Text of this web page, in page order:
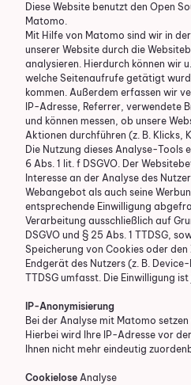
Diese Website benutzt den Open
Matomo.
Mit Hilfe von Matomo sind wir in
unserer Website durch die
analysieren. Hierdurch können wir
welche Seitenaufrufe getätigt
kommen. Außerdem erfassen wir
IP-Adresse, Referrer, verwendete
und können messen, ob unsere
Aktionen durchführen (z. B. Klicks,
Die Nutzung dieses Analyse-
6 Abs. 1 lit. f DSGVO. Der
Interesse an der Analyse des
Webangebot als auch seine
entsprechende Einwilligung
Verarbeitung ausschließlich auf
DSGVO und § 25 Abs. 1 TTDSG,
Speicherung von Cookies oder
Endgerät des Nutzers (z. B.
TTDSG umfasst. Die Einwilligung
IP-Anonymisierung
Bei der Analyse mit Matomo
Hierbei wird Ihre IP-Adresse vor
Ihnen nicht mehr eindeutig
CookieloseAnalyse